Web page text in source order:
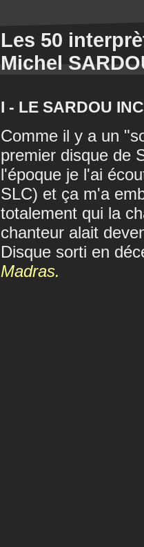
Les 50
Michel
I - LE SARDOU
Comme il y a un
premier disque de
l'époque je l'ai
SLC) et ça m'a
totalement qui la
chanteur alait
Disque sorti en
Madras.